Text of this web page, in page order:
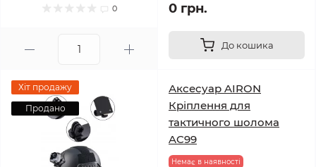
0 0 грн.
До кошика
Хіт продажу
Продано
Аксесуар AIRON
Кріплення для
тактичного шолома
AC99
Немає в наявності